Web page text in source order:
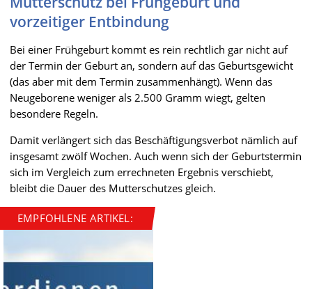
vorzeitiger Entbindung
Bei einer Frühgeburt kommt es rein rechtlich gar nicht auf
der Termin der Geburt an, sondern auf das Geburtsgewicht
(das aber mit dem Termin zusammenhängt). Wenn das
Neugeborene weniger als 2.500 Gramm wiegt, gelten
besondere Regeln.
Damit verlängert sich das Beschäftigungsverbot nämlich auf
insgesamt zwölf Wochen. Auch wenn sich der Geburtstermin
sich im Vergleich zum errechneten Ergebnis verschiebt,
bleibt die Dauer des Mutterschutzes gleich.
EMPFOHLENE ARTIKEL: